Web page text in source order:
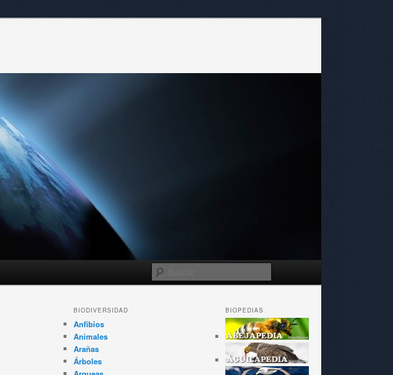
BIOPEDIAS
BIODIVERSIDAD
Anfibios
Animales
Arañas
Árboles